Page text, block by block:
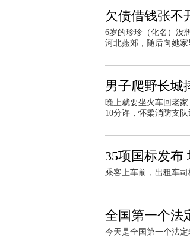
欠债借钱张不
6岁的珍珍（化名）没
河北燕郊，随后向她家
男子爬野长城
晚上就要坐火车回老
10分许，怀柔消防支
35项国标发布
乘客上车前，出租车司
全国第一个法
今天是全国第一个法